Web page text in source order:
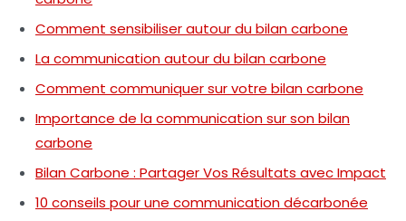
Comment sensibiliser autour du bilan carbone
La communication autour du bilan carbone
Comment communiquer sur votre bilan carbone
Importance de la communication sur son bilan
carbone
Bilan Carbone : Partager Vos Résultats avec Impact
10 conseils pour une communication décarbonée